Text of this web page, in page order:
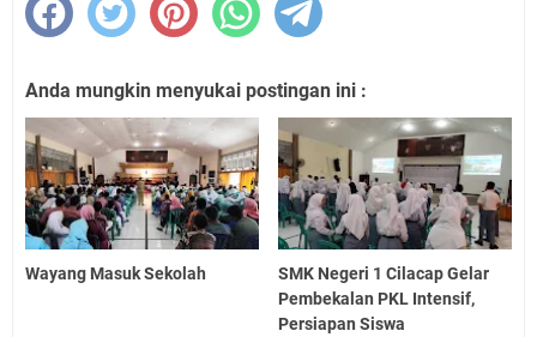
Anda mungkin menyukai postingan ini :
Wayang Masuk Sekolah
SMK Negeri 1 Cilacap Gelar
Pembekalan PKL Intensif,
Persiapan Siswa